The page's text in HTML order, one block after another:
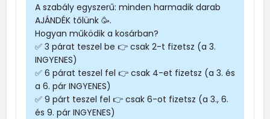
A szabály egyszerű: minden harmadik darab
AJÁNDÉK tőlünk 🥳.
Hogyan működik a kosárban?
✅ 3 párat teszel be 👉 csak 2-t fizetsz (a 3.
INGYENES)
✅ 6 párat teszel fel 👉 csak 4-et fizetsz (a 3. és
a 6. pár INGYENES)
✅ 9 párt teszel fel 👉 csak 6-ot fizetsz (a 3., 6.
és 9. pár INGYENES)